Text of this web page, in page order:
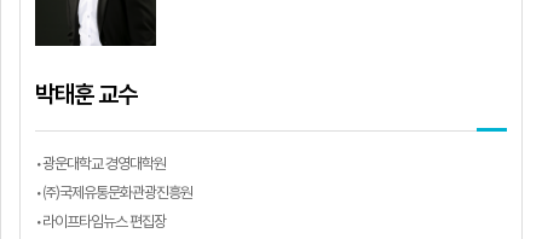
박태훈 교수
•광운대학교 경영대학원
•㈜국제유통문화관광진흥원
•라이프타임뉴스 편집장